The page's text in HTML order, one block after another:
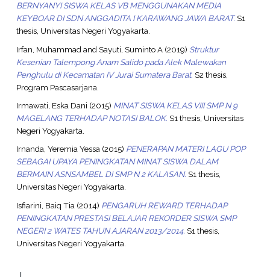
BERNYANYI SISWA KELAS VB MENGGUNAKAN MEDIA
KEYBOAR DI SDN ANGGADITA I KARAWANG JAWA BARAT.S1
thesis, Universitas Negeri Yogyakarta.
Irfan, Muhammad and Sayuti, Suminto A(2019) Struktur
Kesenian Talempong Anam Salido pada Alek Malewakan
Penghulu di Kecamatan IV Jurai Sumatera Barat. S2 thesis,
Program Pascasarjana.
Irmawati, Eska Dani (2015) MINAT SISWA KELAS VIII SMP N 9
MAGELANG TERHADAP NOTASI BALOK. S1 thesis, Universitas
Negeri Yogyakarta.
Irnanda, Yeremia Yessa (2015) PENERAPAN MATERI LAGU POP
SEBAGAI UPAYA PENINGKATAN MINAT SISWA DALAM
BERMAIN ASNSAMBEL DI SMP N 2 KALASAN. S1 thesis,
Universitas Negeri Yogyakarta.
Isfiarini, Baiq Tia (2014) PENGARUH REWARD TERHADAP
PENINGKATAN PRESTASI BELAJAR REKORDER SISWA SMP
NEGERI 2 WATES TAHUN AJARAN 2013/2014. S1 thesis,
Universitas Negeri Yogyakarta.